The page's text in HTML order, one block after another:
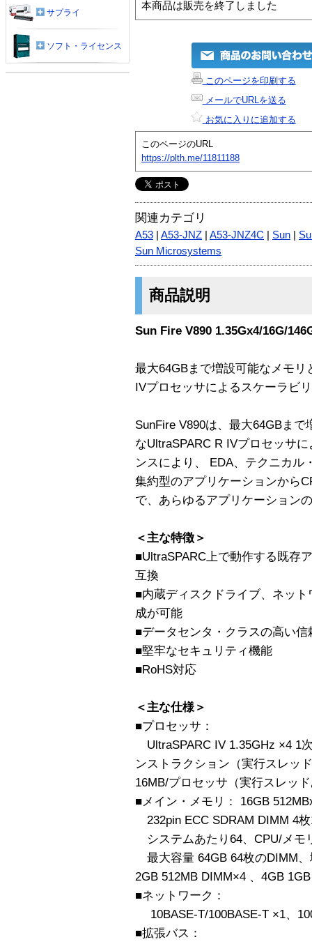
本商品は販売を終了しました
このページを印刷する
メールでURLを送る
お気に入りに追加する
このページのURL
https://plth.me/11811188
関連カテゴリ
A53 A53-JNZ A53-JNZ4C Sun
Sun Microsystems
商品説明
Sun Fire V890 1.35Gx4/16G/
最大64GBまで増設可能なメモ
IVプロセッサによるスケーラビ
SunFire V890は、最大64GBま
なUltraSPARC R IVプロセッサ
ンスにより、 EDA、テクニカル
集約型のアプリケーションから
で、あらゆるアプリケーション
＜主な特徴＞
■UltraSPARC上で動作する既存
互換
■内蔵ディスクドライブ、ネッ
成が可能
■データセンタ・クラスの高い
■堅牢なセキュリティ機能
■RoHS対応
＜主な仕様＞
■プロセッサ：
UltraSPARC IV 1.35GHz ×4 1
ンストラクション（実行スレッ
16MB/プロセッサ（実行スレッ
■メイン・メモリ： 16GB
232pin ECC SDRAM DIMM 4
システムあたり64、CPU/メモ
最大容量 64GB 64枚のDIMM
2GB 512MB DIMM×4 、4GB
■ネットワーク：
10BASE-T/100BASE-T ×1、
■拡張バス：
サプライ
ソフト・ライセンス